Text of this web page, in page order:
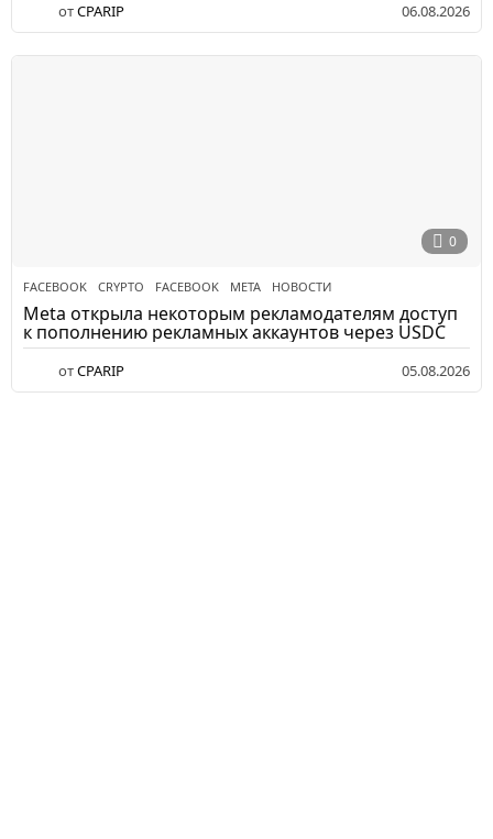
отCPARIP 06.08.2026
0
FACEBOOK CRYPTO ,FACEBOOK ,META ,НОВОСТИ
Meta открыла некоторым рекламодателям доступ
к пополнению рекламных аккаунтов через USDC
отCPARIP 05.08.2026